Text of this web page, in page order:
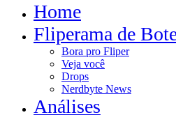
Home
Fliperama de
Bora pro Fliper
Veja você
Drops
Nerdbyte News
Análises